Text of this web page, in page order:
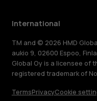
International
TM and © 2026 HMD
aukio 9, 02600 Espoo,
Global Oy is a licensee of
registered trademark of
TermsPrivacyCookie